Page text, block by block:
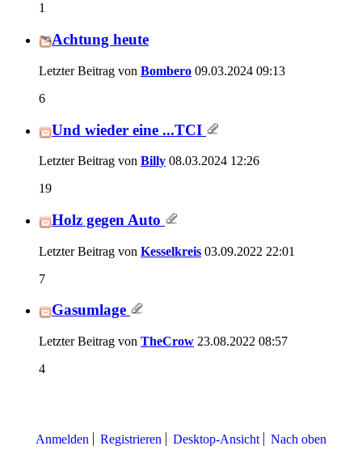
1
Achtung heute
Letzter Beitrag von Bombero 09.03.2024 09:13
6
Und wieder eine ...TCI
Letzter Beitrag von Billy 08.03.2024 12:26
19
Holz gegen Auto
Letzter Beitrag von Kesselkreis 03.09.2022 22:01
7
Gasumlage
Letzter Beitrag von TheCrow 23.08.2022 08:57
4
Anmelden Registrieren Desktop-Ansicht Nach oben